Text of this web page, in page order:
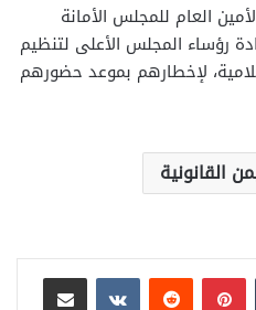
العام للمجلس الأمانة
رؤساء المجلس الأعلى لتنظيم
لإخطارهم بموعد حضورهم
القانونية
بينتيريست
مشاركة عبر البريد